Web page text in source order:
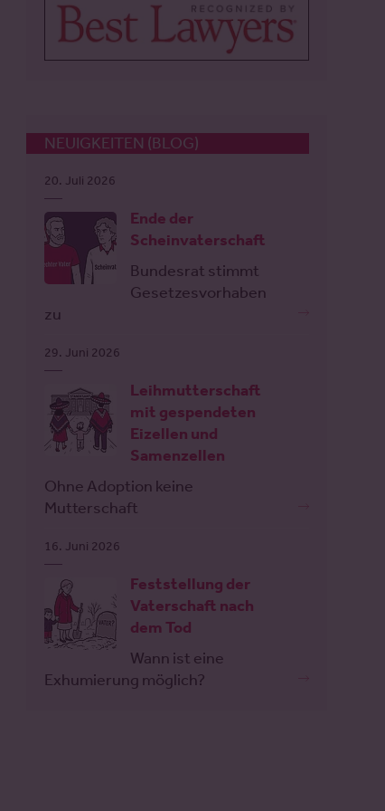
NEUIGKEITEN (BLOG)
20. Juli 2026
Ende der
Scheinvaterschaft
Bundesrat stimmt
Gesetzesvorhaben
zu
29. Juni 2026
Leihmutterschaft
mit gespendeten
Eizellen und
Samenzellen
Ohne Adoption keine
Mutterschaft
16. Juni 2026
Feststellung der
Vaterschaft nach
dem Tod
Wann ist eine
Exhumierung möglich?